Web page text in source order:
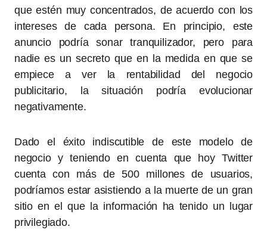
que estén muy concentrados, de acuerdo con los
intereses de cada persona. En principio, este
anuncio podría sonar tranquilizador, pero para
nadie es un secreto que en la medida en que se
empiece a ver la rentabilidad del negocio
publicitario, la situación podría evolucionar
negativamente.
Dado el éxito indiscutible de este modelo de
negocio y teniendo en cuenta que hoy Twitter
cuenta con más de 500 millones de usuarios,
podríamos estar asistiendo a la muerte de un gran
sitio en el que la información ha tenido un lugar
privilegiado.